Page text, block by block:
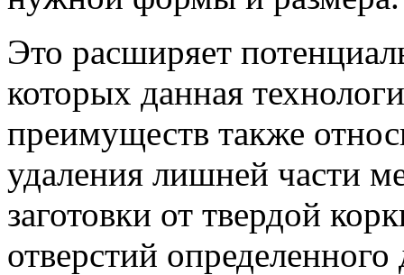
Это расширяет
которых данная
преимуществ также
удаления лишней части
заготовки от твердой
отверстий определенного